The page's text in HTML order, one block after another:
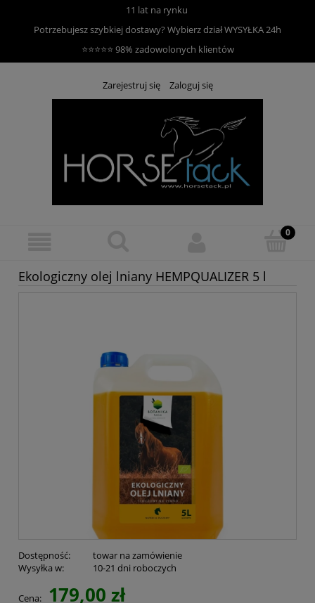
11 lat na rynku
Potrzebujesz szybkiej dostawy? Wybierz działWYSYŁKA 24h
⭐⭐⭐⭐⭐ 98% zadowolonych klientów
Zarejestruj się Zaloguj się
Ekologiczny olej lniany HEMPQUALIZER 5 l
Dostępność:
towar na zamówienie
Wysyłka w:
10-21 dni roboczych
Cena: 179,00 zł